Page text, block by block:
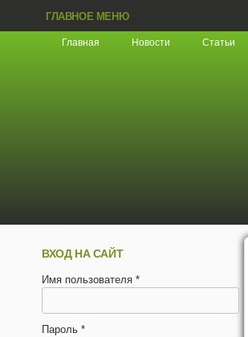
ГЛАВНОЕ МЕНЮ
Главная Новости Статьи
ВХОД НА САЙТ
Имя пользователя *
Пароль *